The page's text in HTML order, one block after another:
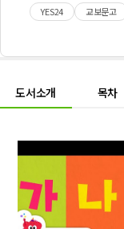
YES24 교보문고
도서소개 목차